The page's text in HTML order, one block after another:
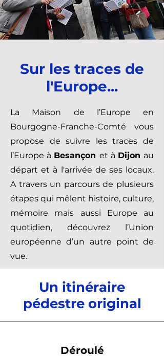
Sur les traces de
l'Europe...
La Maison de l’Europe en
Bourgogne-Franche-Comté vous
propose de suivre les traces de
l’Europe à Besançon et à Dijon au
départ et à l'arrivée de ses locaux.
A travers un parcours de plusieurs
étapes qui mêlent histoire, culture,
mémoire mais aussi Europe au
quotidien, découvrez l’Union
européenne d’un autre point de
vue.
Un itinéraire
pédestre original
Déroulé